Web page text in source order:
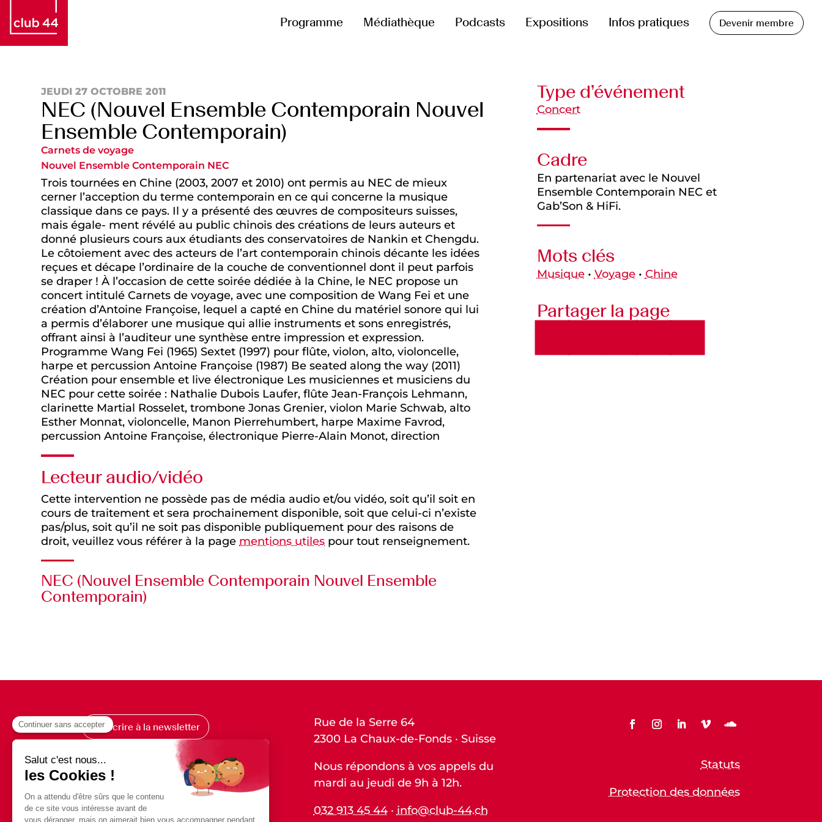
Programme Médiathèque Podcasts Expositions Infos pratiques Devenir membre
JEUDI 27 OCTOBRE 2011
NEC (Nouvel Ensemble Contemporain Nouvel
Ensemble Contemporain)
Carnets de voyage
Nouvel Ensemble Contemporain NEC
Trois tournées en Chine (2003, 2007 et 2010) ont permis au NEC de mieux
cerner l’acception du terme contemporain en ce qui concerne la musique
classique dans ce pays. Il y a présenté des œuvres de compositeurs suisses,
mais égale- ment révélé au public chinois des créations de leurs auteurs et
donné plusieurs cours aux étudiants des conservatoires de Nankin et Chengdu.
Le côtoiement avec des acteurs de l’art contemporain chinois décante les idées
reçues et décape l’ordinaire de la couche de conventionnel dont il peut parfois
se draper ! À l’occasion de cette soirée dédiée à la Chine, le NEC propose un
concert intitulé Carnets de voyage, avec une composition de Wang Fei et une
création d’Antoine Françoise, lequel a capté en Chine du matériel sonore qui lui
a permis d’élaborer une musique qui allie instruments et sons enregistrés,
offrant ainsi à l’auditeur une synthèse entre impression et expression.
Programme Wang Fei (1965) Sextet (1997) pour flûte, violon, alto, violoncelle,
harpe et percussion Antoine Françoise (1987) Be seated along the way (2011)
Création pour ensemble et live électronique Les musiciennes et musiciens du
NEC pour cette soirée : Nathalie Dubois Laufer, flûte Jean-François Lehmann,
clarinette Martial Rosselet, trombone Jonas Grenier, violon Marie Schwab, alto
Esther Monnat, violoncelle, Manon Pierrehumbert, harpe Maxime Favrod,
percussion Antoine Françoise, électronique Pierre-Alain Monot, direction
Lecteur audio/vidéo
Cette intervention ne possède pas de média audio et/ou vidéo, soit qu’il soit en
cours de traitement et sera prochainement disponible, soit que celui-ci n’existe
pas/plus, soit qu’il ne soit pas disponible publiquement pour des raisons de
droit, veuillez vous référer à la page mentions utiles pour tout renseignement.
NEC (Nouvel Ensemble Contemporain Nouvel Ensemble
Contemporain)
Type d’événement
Concert
Cadre
En partenariat avec le Nouvel
Ensemble Contemporain NEC et
Gab’Son & HiFi.
Mots clés
Musique• Voyage• Chine
Partager la page
S’inscrire à la newsletter
Rue de la Serre 64
2300 La Chaux-de-Fonds · Suisse
Nous répondons à vos appels du
mardi au jeudi de 9h à 12h.
032 913 45 44· info@club-44.ch
Statuts
Protection des données